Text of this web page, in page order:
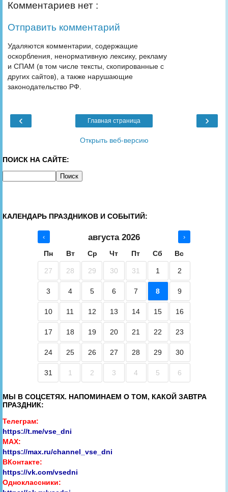
Комментариев нет :
Отправить комментарий
Удаляются комментарии, содержащие
оскорбления, ненормативную лексику, рекламу
и СПАМ (в том числе тексты, скопированные с
других сайтов), а также нарушающие
законодательство РФ.
‹ ›
Главная страница
Открыть веб-версию
ПОИСК НА САЙТЕ:
КАЛЕНДАРЬ ПРАЗДНИКОВ И СОБЫТИЙ:
‹ августа 2026 ›
Пн Вт Ср Чт Пт Сб Вс
27 28 29 30 31 1 2
3 4 5 6 7 8 9
10 11 12 13 14 15 16
17 18 19 20 21 22 23
24 25 26 27 28 29 30
31 1 2 3 4 5 6
МЫ В СОЦСЕТЯХ. НАПОМИНАЕМ О ТОМ, КАКОЙ ЗАВТРА
ПРАЗДНИК:
Телеграм:
https://t.me/vse_dni
MAX:
https://max.ru/channel_vse_dni
ВКонтакте:
https://vk.com/vsedni
Одноклассники: